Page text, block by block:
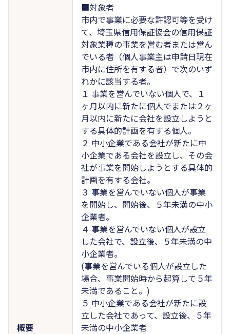
概要
■対象者
市内で事業に必要な許認可等を受け
て、埼玉県信用保証協会の信用保証
対象業種の事業を営む者または営ん
でいる者（個人事業主は申請日現在
市内に住所を有する者）で次のいず
れかに該当する者。
１ 事業を営んでいない個人で、１
ヶ月以内に新たに個人でまたは２ヶ
月以内に新たに会社を設立しようと
する具体的計画を有する個人。
２ 中小企業である会社が新たに中
小企業である会社を設立し、その会
社が事業を開始しようとする具体的
計画を有する会社。
３ 事業を営んでいない個人が事業
を開始し、開始後、５年未満の中小
企業者。
４ 事業を営んでいない個人が設立
した会社で、設立後、５年未満の中
小企業者。
(事業を営んでいる個人が設立した
場合、事業開始時から起算して５年
未満であること。)
５ 中小企業である会社が新たに設
立した会社であって、設立後、５年
未満の中小企業者